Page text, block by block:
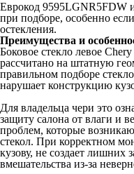
Еврокод 9595LGNR5FDW
при подборе, особенно
остекления.
Преимущества и
Боковое стекло левое
рассчитано на штатную
правильном подборе
нарушает конструкцию
Для владельца чери это
защиту салона от влаги и
проблем, которые
стекол. При корректном
кузову, не создает лишних
вмешательства из-за